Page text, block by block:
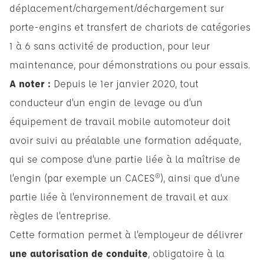
déplacement/chargement/déchargement sur
porte-engins et transfert de chariots de catégories
1 à 6 sans activité de production, pour leur
maintenance, pour démonstrations ou pour essais.
A noter : Depuis le 1er janvier 2020, tout
conducteur d’un engin de levage ou d’un
équipement de travail mobile automoteur doit
avoir suivi au préalable une formation adéquate,
qui se compose d’une partie liée à la maîtrise de
l’engin (par exemple un CACES®), ainsi que d’une
partie liée à l’environnement de travail et aux
règles de l’entreprise.
Cette formation permet à l’employeur de délivrer
une autorisation de conduite, obligatoire à la